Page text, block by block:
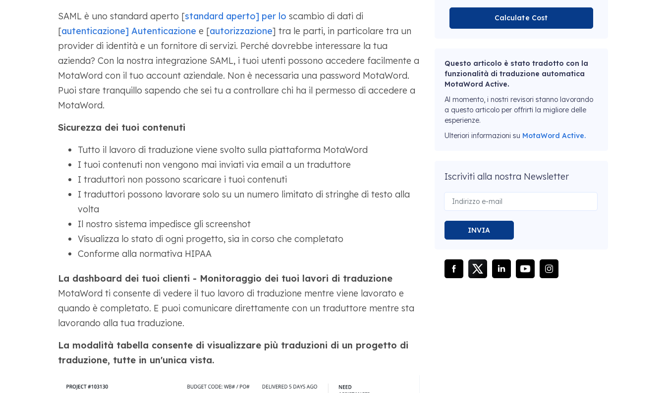
SAML è uno standard aperto [standard aperto] per lo scambio di dati di
[autenticazione] Autenticazione e [autorizzazione] tra le parti, in particolare tra un
provider di identità e un fornitore di servizi. Perché dovrebbe interessare la tua
azienda? Con la nostra integrazione SAML, i tuoi utenti possono accedere facilmente a
MotaWord con il tuo account aziendale. Non è necessaria una password MotaWord.
Puoi stare tranquillo sapendo che sei tu a controllare chi ha il permesso di accedere a
MotaWord.
Sicurezza dei tuoi contenuti
Tutto il lavoro di traduzione viene svolto sulla piattaforma MotaWord
I tuoi contenuti non vengono mai inviati via email a un traduttore
I traduttori non possono scaricare i tuoi contenuti
I traduttori possono lavorare solo su un numero limitato di stringhe di testo alla
volta
Il nostro sistema impedisce gli screenshot
Visualizza lo stato di ogni progetto, sia in corso che completato
Conforme alla normativa HIPAA
La dashboard dei tuoi clienti - Monitoraggio dei tuoi lavori di traduzione
MotaWord ti consente di vedere il tuo lavoro di traduzione mentre viene lavorato e
quando è completato. E puoi comunicare direttamente con un traduttore mentre sta
lavorando alla tua traduzione.
La modalità tabella consente di visualizzare più traduzioni di un progetto di
traduzione, tutte in un'unica vista.
Calculate Cost
Questo articolo è stato tradotto con la
funzionalità di traduzione automatica
MotaWord Active.
Al momento, i nostri revisori stanno lavorando
a questo articolo per offrirti la migliore delle
esperienze.
Ulteriori informazioni su MotaWord Active.
Iscriviti alla nostra Newsletter
INVIA